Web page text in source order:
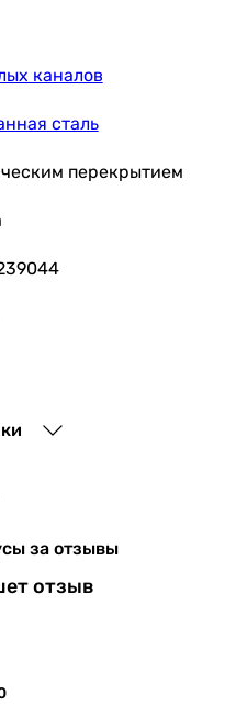
каналов
сталь
перекрытием
и могут изменяться
Магазин не несет
за отзывы
отзыв